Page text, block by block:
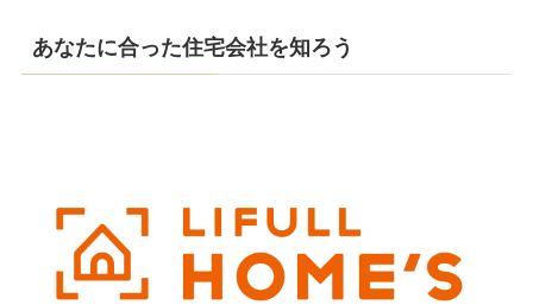
あなたに合った住宅会社を知ろう